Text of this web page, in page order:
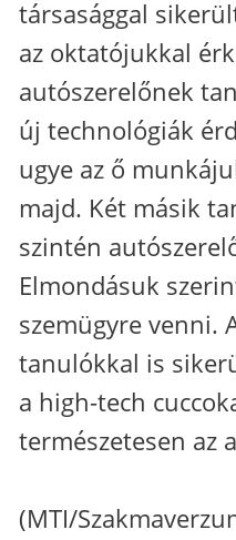
társasággal
az oktatójukkal
autószerelőnek
új technológiák
ugye az ő
majd. Két másik
szintén
Elmondásuk
szemügyre venni.
tanulókkal is
a high-tech
természetesen az
(MTI/